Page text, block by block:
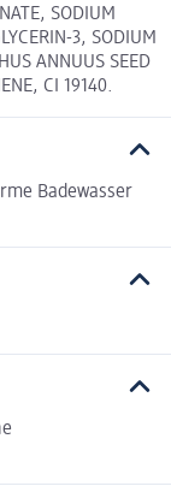
SODIUM
3, SODIUM
ANNUUS SEED
CI 19140.
Badewasser